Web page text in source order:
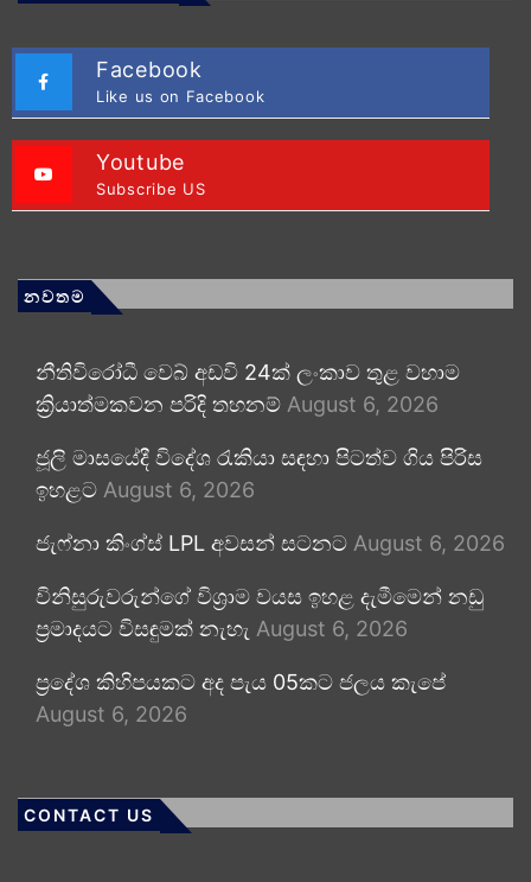
Facebook
Like us on Facebook
Youtube
Subscribe US
නවතම
නීතිවිරෝධී වෙබ් අඩවි 24ක් ලංකාව තුළ වහාම
ක්‍රියාත්මකවන පරිදි තහනම් August 6, 2026
ජූලි මාසයේදී විදේශ රැකියා සඳහා පිටත්ව ගිය පිරිස
ඉහළට August 6, 2026
ජැෆ්නා කිංග්ස් LPL අවසන් සටනට August 6, 2026
විනිසුරුවරුන්ගේ විශ්‍රාම වයස ඉහළ දැමීමෙන් නඩු
ප්‍රමාදයට විසඳුමක් නැහැ August 6, 2026
ප්‍රදේශ කිහිපයකට අද පැය 05කට ජලය කැපේ
August 6, 2026
CONTACT US